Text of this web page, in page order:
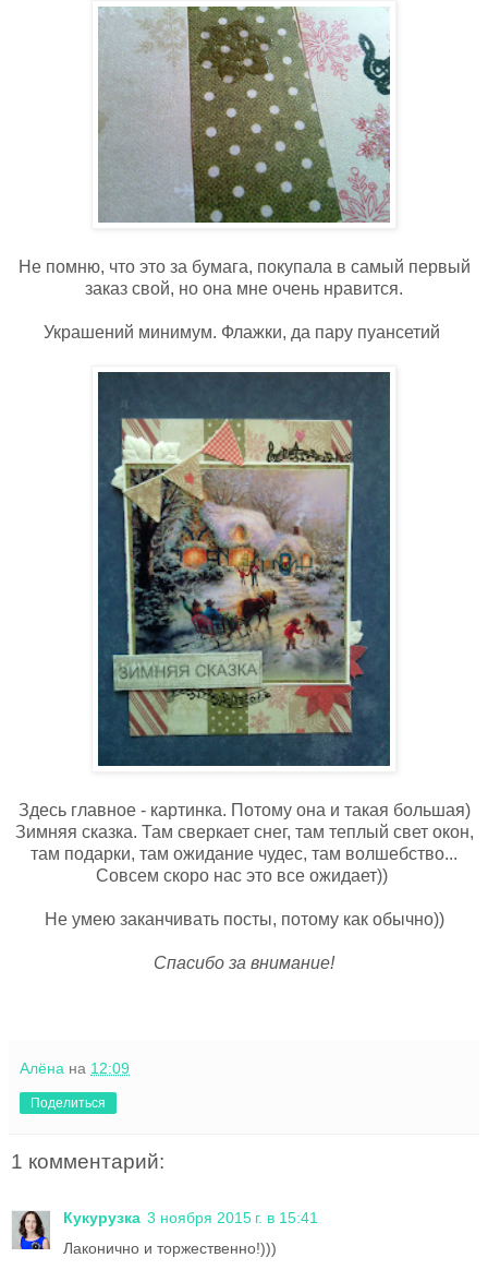
Не помню, что это за бумага, покупала в самый первый
заказ свой, но она мне очень нравится.
Украшений минимум. Флажки, да пару пуансетий
Здесь главное - картинка. Потому она и такая большая)
Зимняя сказка. Там сверкает снег, там теплый свет окон,
там подарки, там ожидание чудес, там волшебство...
Совсем скоро нас это все ожидает))
Не умею заканчивать посты, потому как обычно))
Спасибо за внимание!
Алёна на 12:09
Поделиться
1 комментарий:
Кукурузка 3 ноября 2015 г. в 15:41
Лаконично и торжественно!)))